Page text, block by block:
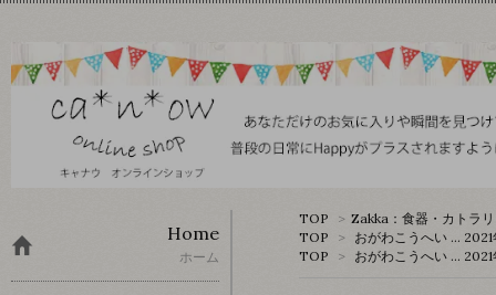
TOP > Zakka：食器・カトラ
TOP
> おがわこうへい …
TOP
> おがわこうへい …
Home
ホーム